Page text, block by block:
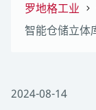
罗地格工业
智能仓储立体
2024-08-14